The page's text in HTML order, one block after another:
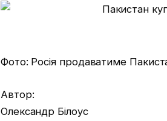
Фото: Росія продаватиме
Автор:
Олександр Білоус